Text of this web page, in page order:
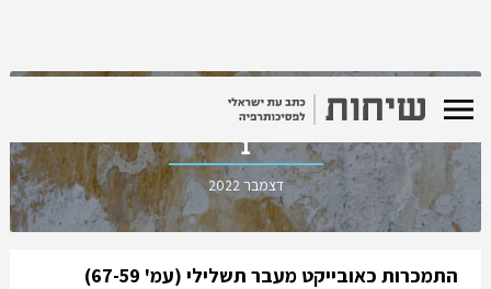
כרך ל"ז, חוברת
1
דצמבר 2022
התמכרות כאובייקט מעבר תשלילי (עמ' 67-59)